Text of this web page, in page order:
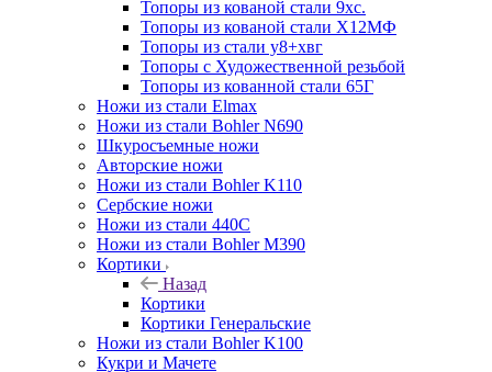
Топоры из кованой стали 9хс.
Топоры из кованой стали Х12МФ
Топоры из стали у8+хвг
Топоры с Художественной резьбой
Топоры из кованной стали 65Г
Ножи из стали Elmax
Ножи из стали Bohler N690
Шкуросъемные ножи
Авторские ножи
Ножи из стали Bohler K110
Сербские ножи
Ножи из стали 440С
Ножи из стали Bohler M390
Кортики
Назад
Кортики
Кортики Генеральские
Ножи из стали Bohler K100
Кукри и Мачете